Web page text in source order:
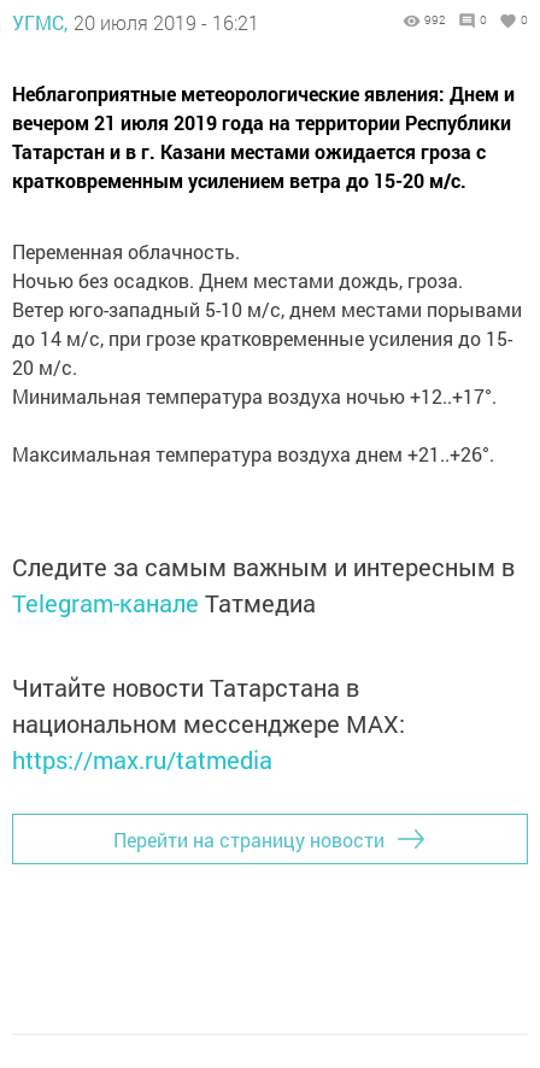
УГМС, 20 июля 2019 - 16:21 992 0 0
Неблагоприятные метеорологические явления: Днем и
вечером 21 июля 2019 года на территории Республики
Татарстан и в г. Казани местами ожидается гроза с
кратковременным усилением ветра до 15-20 м/с.
Переменная облачность.
Ночью без осадков. Днем местами дождь, гроза.
Ветер юго-западный 5-10 м/с, днем местами порывами
до 14 м/с, при грозе кратковременные усиления до 15-
20 м/с.
Минимальная температура воздуха ночью +12..+17°.
Максимальная температура воздуха днем +21..+26°.
Следите за самым важным и интересным в
Telegram-канале Татмедиа
Читайте новости Татарстана в
национальном мессенджере MАХ:
https://max.ru/tatmedia
Перейти на страницу новости